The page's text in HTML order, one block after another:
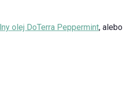
olej DoTerra Peppermint, alebo